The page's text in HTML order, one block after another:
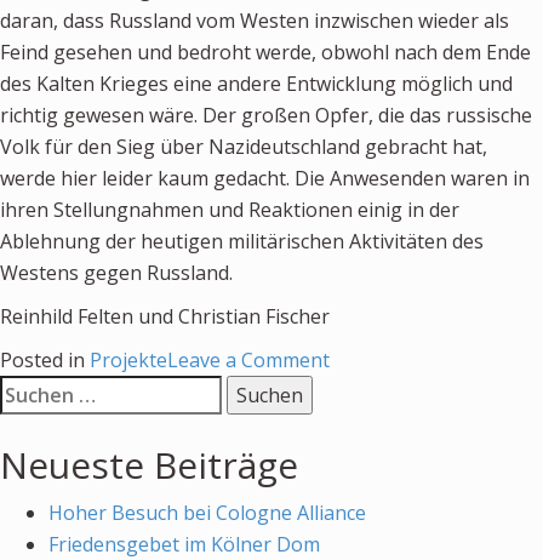
daran, dass Russland vom Westen inzwischen wieder als
Feind gesehen und bedroht werde, obwohl nach dem Ende
des Kalten Krieges eine andere Entwicklung möglich und
richtig gewesen wäre. Der großen Opfer, die das russische
Volk für den Sieg über Nazideutschland gebracht hat,
werde hier leider kaum gedacht. Die Anwesenden waren in
ihren Stellungnahmen und Reaktionen einig in der
Ablehnung der heutigen militärischen Aktivitäten des
Westens gegen Russland.
Reinhild Felten und Christian Fischer
Posted in ProjekteLeave a Commenton
Suchen
nach:
Neueste Beiträge
Hoher Besuch bei Cologne Alliance
Friedensgebet im Kölner Dom